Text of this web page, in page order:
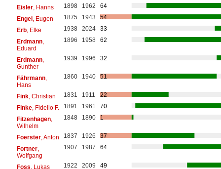
Eisler, Hanns 1898 1962
64
Engel, Eugen 1875 1943
54
Erb, Elke 1938 2024
33
Erdmann,
Eduard
1896 1958 62
Erdmann,
Gunther
1939 1996 32
Fährmann,
Hans
1860 1940 51
Fink, Christian 1831 1911
22
Finke, Fidelio F. 1891 1961
70
Fitzenhagen,
Wilhelm
1848 1890 1
Foerster, Anton 1837 1926
37
Fortner,
Wolfgang
1907 1987 64
Foss , Lukas 1922 2009 49